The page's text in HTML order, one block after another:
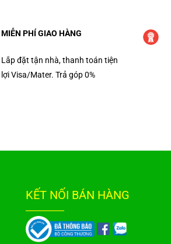
MIỄN PHÍ GIAO HÀNG
Lắp đặt tận nhà, thanh toán tiện
lợi Visa/Mater. Trả góp 0%
KẾT NỐI BÁN HÀNG